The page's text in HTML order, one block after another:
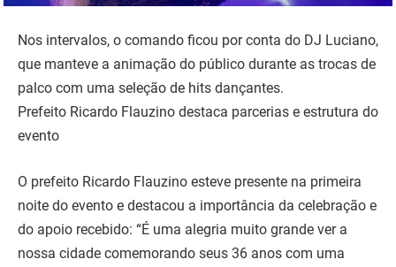
Nos intervalos, o comando ficou por conta do DJ Luciano,
que manteve a animação do público durante as trocas de
palco com uma seleção de hits dançantes.
Prefeito Ricardo Flauzino destaca parcerias e estrutura do
evento
O prefeito Ricardo Flauzino esteve presente na primeira
noite do evento e destacou a importância da celebração e
do apoio recebido: “É uma alegria muito grande ver a
nossa cidade comemorando seus 36 anos com uma